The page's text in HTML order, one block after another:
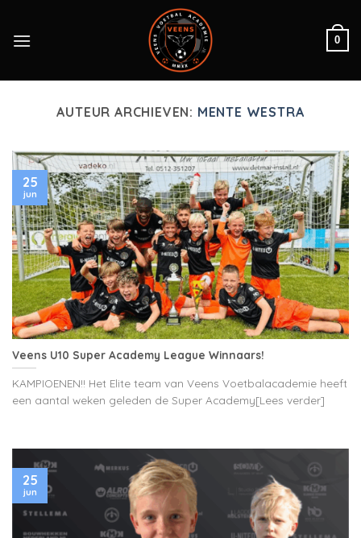
content
0
AUTEUR ARCHIEVEN: MENTE WESTRA
Veens U10 Super Academy League Winnaars!
KAMPIOENEN!! Het Elite team van Veens Voetbalacademie heeft
een aantal weken geleden de Super Academy[Lees verder]
25
jun
25
jun